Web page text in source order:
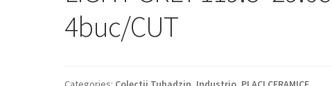
4buc/CUT